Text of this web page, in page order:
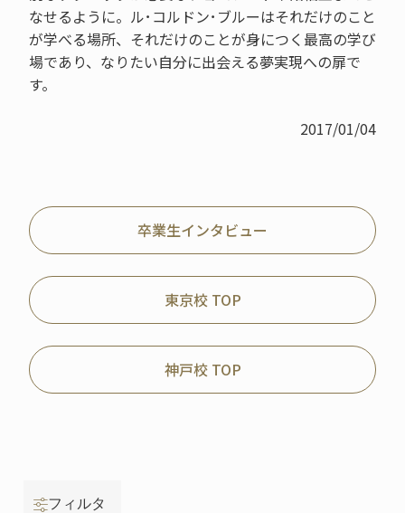
なせるように。ル･コルドン･ブルーはそれだけのこと
が学べる場所、それだけのことが身につく最高の学び
場であり、なりたい自分に出会える夢実現への扉で
す。
2017/01/04
卒業生インタビュー
東京校 TOP
神戸校 TOP
フィルタ